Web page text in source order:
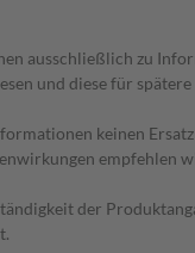
ausschließlich zu
und diese für
keinen
empfehlen
der